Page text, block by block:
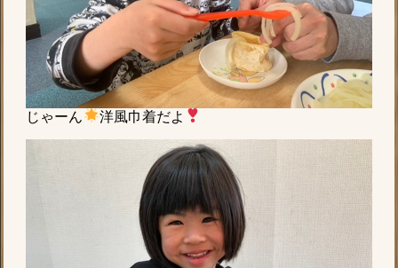
じゃーん 洋風巾着だよ